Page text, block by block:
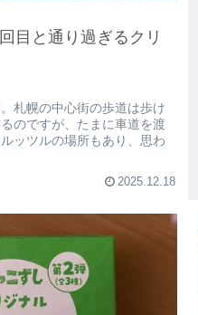
目と通り過ぎるクリ
札幌の中心街の歩道は歩け
のですが、たまに車道を渡
ッツルの場所もあり、思わ
2025.12.18